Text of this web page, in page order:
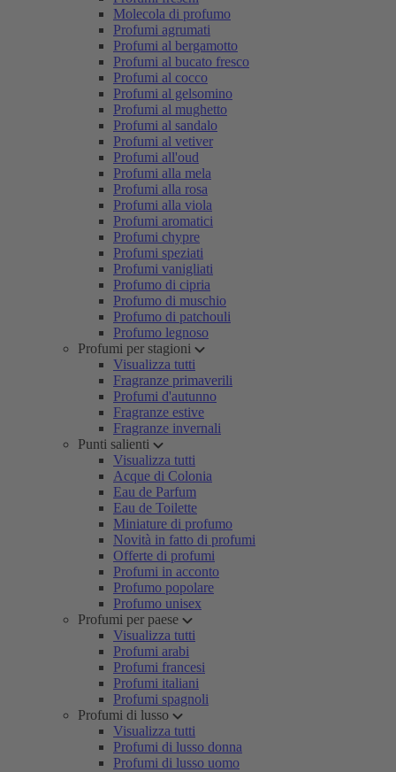
Molecola di profumo
Profumi agrumati
Profumi al bergamotto
Profumi al bucato fresco
Profumi al cocco
Profumi al gelsomino
Profumi al mughetto
Profumi al sandalo
Profumi al vetiver
Profumi all'oud
Profumi alla mela
Profumi alla rosa
Profumi alla viola
Profumi aromatici
Profumi chypre
Profumi speziati
Profumi vanigliati
Profumo di cipria
Profumo di muschio
Profumo di patchouli
Profumo legnoso
Profumi per stagioni
Visualizza tutti
Fragranze primaverili
Profumi d'autunno
Fragranze estive
Fragranze invernali
Punti salienti
Visualizza tutti
Acque di Colonia
Eau de Parfum
Eau de Toilette
Miniature di profumo
Novità in fatto di profumi
Offerte di profumi
Profumi in acconto
Profumo popolare
Profumo unisex
Profumi per paese
Visualizza tutti
Profumi arabi
Profumi francesi
Profumi italiani
Profumi spagnoli
Profumi di lusso
Visualizza tutti
Profumi di lusso donna
Profumi di lusso uomo